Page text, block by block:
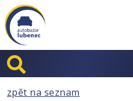
zpět na seznam